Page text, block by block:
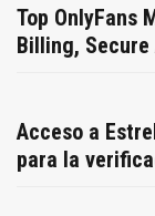
Top OnlyFans
Billing,
Acceso a
para la